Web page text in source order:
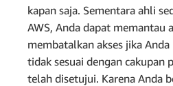
kapan saja. Sementara ahli
AWS, Anda dapat memantau
membatalkan akses jika
tidak sesuai dengan cakupan
telah disetujui. Karena Anda